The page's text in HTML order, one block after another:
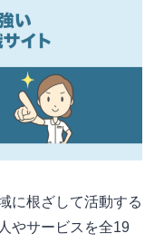
に根ざして活動する
やサービスを全19